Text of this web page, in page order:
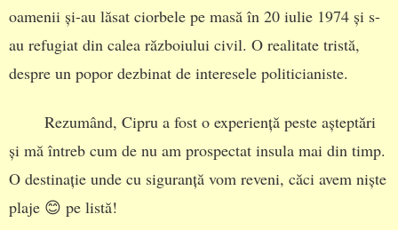
oamenii și-au lăsat ciorbele pe masă în 20 iulie 1974 și s-
au refugiat din calea războiului civil. O realitate tristă,
despre un popor dezbinat de interesele politicianiste.
Rezumând, Cipru a fost o experiență peste așteptări
și mă întreb cum de nu am prospectat insula mai din timp.
O destinație unde cu siguranță vom reveni, căci avem niște
plaje 😊 pe listă!